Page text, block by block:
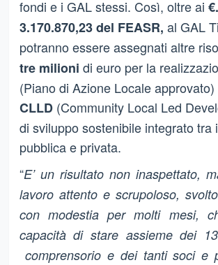
fondi e i GAL stessi. Così, oltre ai €.
3.170.870,23 del FEASR, al GAL
potranno essere assegnati altre
tre milioni di euro per la
(Piano di Azione Locale
CLLD(Community Local Led
di sviluppo sostenibile integrato tra
pubblica e privata.
“E’ un risultato non inaspettato,
lavoro attento e scrupoloso,
con modestia per molti mesi,
capacità di stare assieme dei
comprensorio e dei tanti soci e